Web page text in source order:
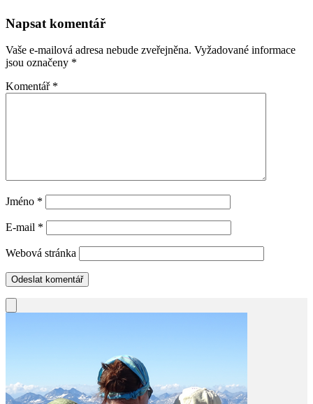
Napsat komentář
Vaše e-mailová adresa nebude zveřejněna. Vyžadované informace
jsou označeny *
Komentář *
Jméno *
E-mail *
Webová stránka